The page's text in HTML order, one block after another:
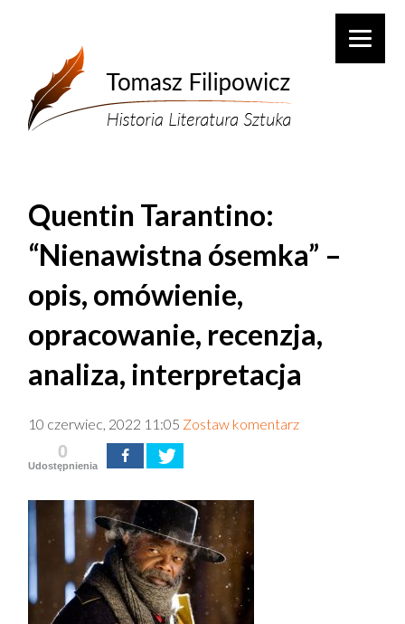
Quentin Tarantino:
“Nienawistna ósemka” –
opis, omówienie,
opracowanie, recenzja,
analiza, interpretacja
10 czerwiec, 2022 11:05 Zostaw komentarz
0
Udostępnienia